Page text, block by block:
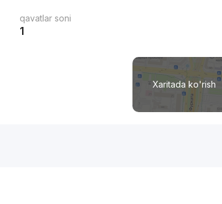
qavatlar soni
1
Xaritada ko'rish